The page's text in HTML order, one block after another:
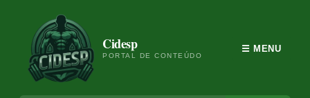
Cidesp
PORTAL DE CONTEÚDO
☰ MENU